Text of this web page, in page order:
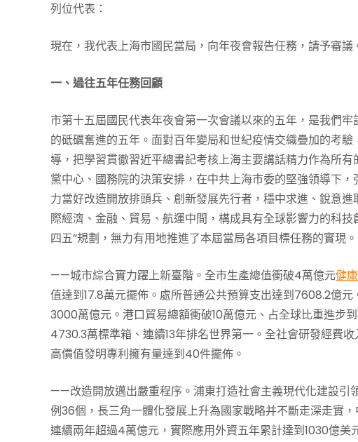
列位代表：
現在，我代表上海市國民當局，向年夜會報告任務，請予審
一、過往五年任務回顧
市第十五屆國民代表年夜會第一次會議以來的五年，是我們
的砥礪奮進的五年。面對百年變局和世紀疫情交織疊加的考
導，把學習貫徹習近平總書記考核上海主要講話精力作為所
黨中心、國務院的決策安排，在中共上海市委的堅強領導下
力當好改造開放排頭兵、創新發展先行者，穩中求進、銳意
際經濟、金融、貿易、航運中間，構成具有全球影響力的科
四五”規劃，無力有用地推進了本屆當局各項目標任務的實現。
——城市綜合實力躍上新臺階。全市生產總值衝破4萬億元健
值達到17.8萬元擺佈。處所普通公共預算支出達到7608.2億
3000萬億元。港口貿易總額衝破10萬億元、占全球比重進步
4730.3萬標準箱、連續13年排名世界第一。全社會研發經費
高價值發明專利擁有量達到40件擺佈。
——改造開放邁出嚴重程序。浦東打造社會主義現代化建設引
例36個，長三角一體化發展上升為國家戰略并不斷走深走實
連續兩年超過4萬億元，實際應用外資五年累計達到1030億美